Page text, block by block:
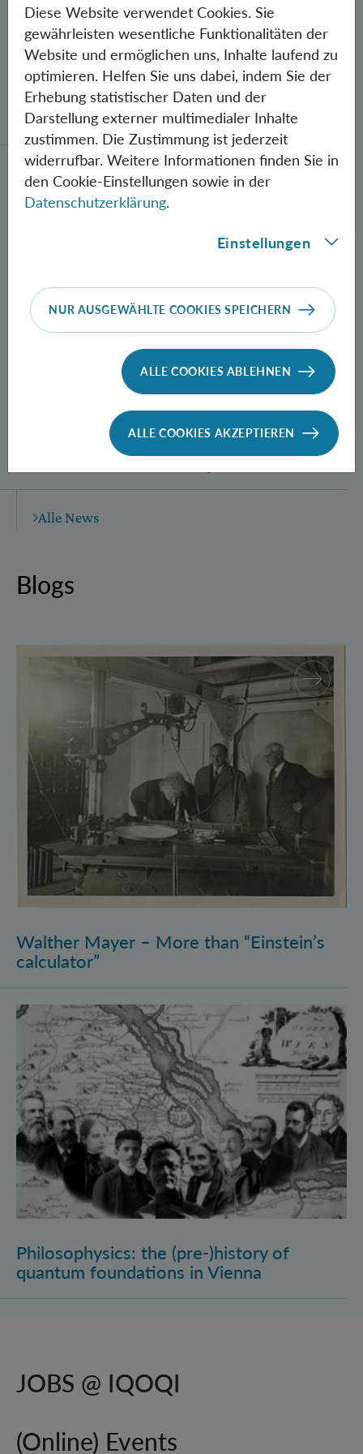
Gegen Fehler geschützte Quantenbits
verschränkt
Neue Methode zur Herstellung verschränkter
Neue Methode zur Herstellung
verschränkter Photonen­paare
Alle News
Blogs
Walther Mayer – More than “Einstein’s calculator”
Walther Mayer – More than “Einstein’s
calculator”
Philosophysics: the (pre-)history of quantum
Philosophysics: the (pre-)history of
quantum foundations in Vienna
JOBS @ IQOQI
(Online) Events
Diese Website verwendet Cookies. Sie
gewährleisten wesentliche Funktionalitäten der
Website und ermöglichen uns, Inhalte laufend zu
optimieren. Helfen Sie uns dabei, indem Sie der
Erhebung statistischer Daten und der
Darstellung externer multimedialer Inhalte
zustimmen. Die Zustimmung ist jederzeit
widerrufbar. Weitere Informationen finden Sie in
den Cookie-Einstellungen sowie in der
Datenschutzerklärung.
Einstellungen
NUR AUSGEWÄHLTE COOKIES SPEICHERN
ALLE COOKIES ABLEHNEN
ALLE COOKIES AKZEPTIEREN